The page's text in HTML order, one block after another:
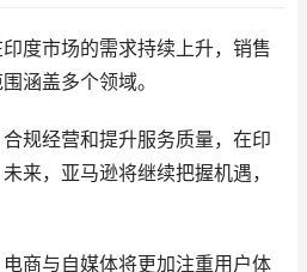
度市场的需求持续上升，销售
涵盖多个领域。
规经营和提升服务质量，在印
来，亚马逊将继续把握机遇，
商与自媒体将更加注重用户体